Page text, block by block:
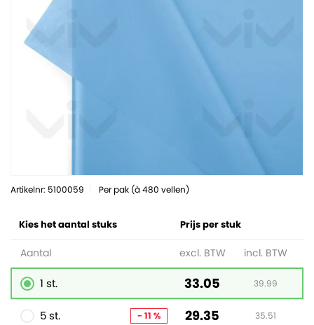
Artikelnr: 5100059 Per pak (à 480 vellen)
Kies het aantal stuks Prijs per stuk
Aantal excl. BTW incl. BTW
1 st. 33.05 39.99
5 st. - 11 % 29.35 35.51